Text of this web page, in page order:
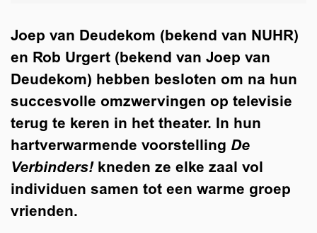
Joep van Deudekom (bekend van NUHR)
en Rob Urgert (bekend van Joep van
Deudekom) hebben besloten om na hun
succesvolle omzwervingen op televisie
terug te keren in het theater. In hun
hartverwarmende voorstelling De
Verbinders!kneden ze elke zaal vol
individuen samen tot een warme groep
vrienden.